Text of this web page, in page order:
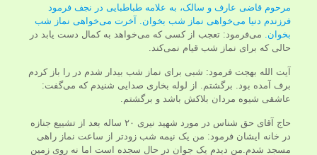
مرحوم قاضی عارف و سالک، به علامه طباطبایی در نجف فرمود
فرزندم دنیا می‌خواهی نماز شب بخوان. آخرت می‌خواهی نماز شب
بخوان. می‌فرمود: تعجب از کسی که می‌خواهد به کمال دست یابد در
حالی که برای نماز شب قیام نمی‌کند.
آیت الله بهجت فرمود: شبی برای نماز شب بیدار شدم در را باز کردم
برف آمده بود. برگشتم. از لوله بخاری صدایی شنیدم که می‌گفت:
عاشقی شیوه مردان بلاکش باشد و برگشتم.
حاج آقای حق شناس در مورد شهید نیری ۲۰ ساله بعد از تشییع جنازه
در خانه ایشان فرمود: من یک نیمه شب زودتر از ساعت نماز راهی
مسجد شدم.من دیدم یک جوان در حال سجده است اما نه روی زمین